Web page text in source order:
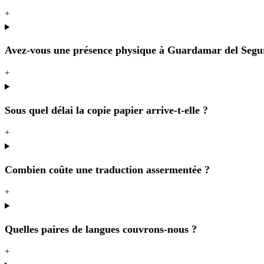
+
Avez-vous une présence physique à Guardamar del
+
Sous quel délai la copie papier arrive-t-elle ?
+
Combien coûte une traduction assermentée ?
+
Quelles paires de langues couvrons-nous ?
+